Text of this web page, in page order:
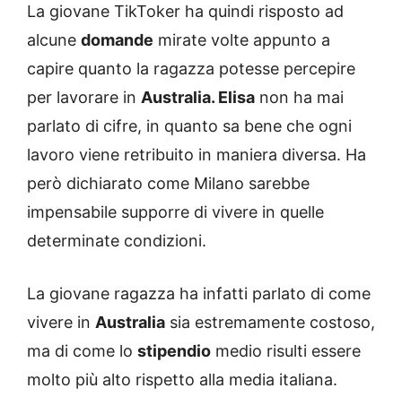
La giovane TikToker ha quindi risposto ad
alcune domande mirate volte appunto a
capire quanto la ragazza potesse percepire
per lavorare in Australia. Elisa non ha mai
parlato di cifre, in quanto sa bene che ogni
lavoro viene retribuito in maniera diversa. Ha
però dichiarato come Milano sarebbe
impensabile supporre di vivere in quelle
determinate condizioni.
La giovane ragazza ha infatti parlato di come
vivere in Australia sia estremamente costoso,
ma di come lo stipendio medio risulti essere
molto più alto rispetto alla media italiana.